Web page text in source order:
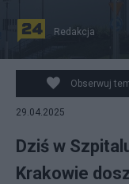
Redakcja
Obserwuj
29.04.2025
Dziś w
Krakowie